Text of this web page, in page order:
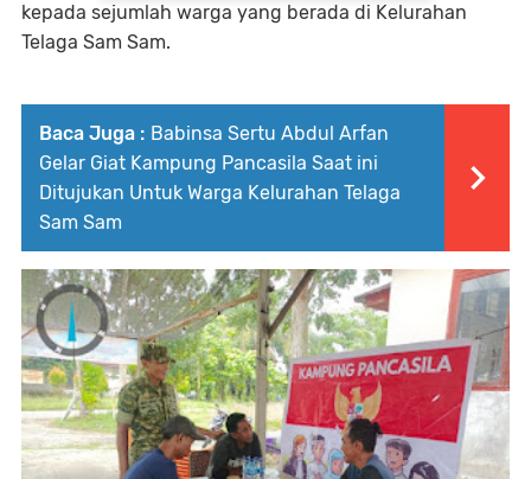
kepada sejumlah warga yang berada di Kelurahan
Telaga Sam Sam.
Baca Juga : Babinsa Sertu Abdul Arfan
Gelar Giat Kampung Pancasila Saat ini
Ditujukan Untuk Warga Kelurahan Telaga
Sam Sam